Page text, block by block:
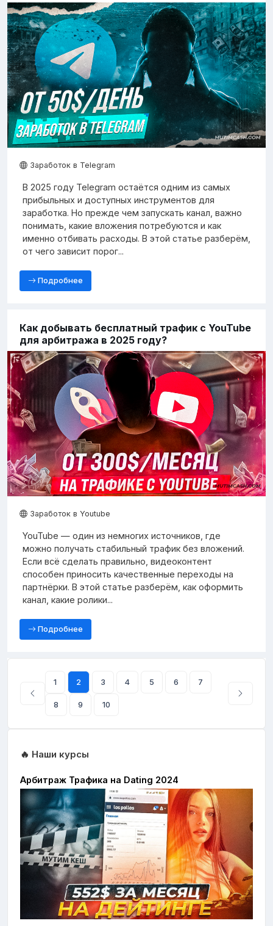
Заработок в Telegram
В 2025 году Telegram остаётся одним из самых
прибыльных и доступных инструментов для
заработка. Но прежде чем запускать канал, важно
понимать, какие вложения потребуются и как
именно отбивать расходы. В этой статье разберём,
от чего зависит порог...
Подробнее
Как добывать бесплатный трафик с YouTube
для арбитража в 2025 году?
Заработок в Youtube
YouTube — один из немногих источников, где
можно получать стабильный трафик без вложений.
Если всё сделать правильно, видеоконтент
способен приносить качественные переходы на
партнёрки. В этой статье разберём, как оформить
канал, какие ролики...
Подробнее
1 2 3 4 5 6 7
8 9 10
🔥 Наши курсы
Арбитраж Трафика на Dating 2024